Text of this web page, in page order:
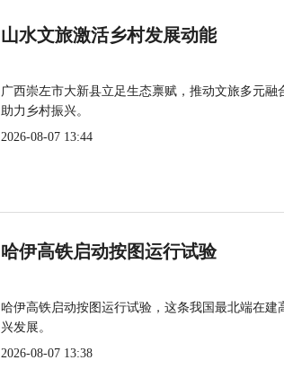
山水文旅激活乡村发展动能
广西崇左市大新县立足生态禀赋，推动文旅多元
助力乡村振兴。
2026-08-07 13:44
哈伊高铁启动按图运行试验
哈伊高铁启动按图运行试验，这条我国最北端在
兴发展。
2026-08-07 13:38